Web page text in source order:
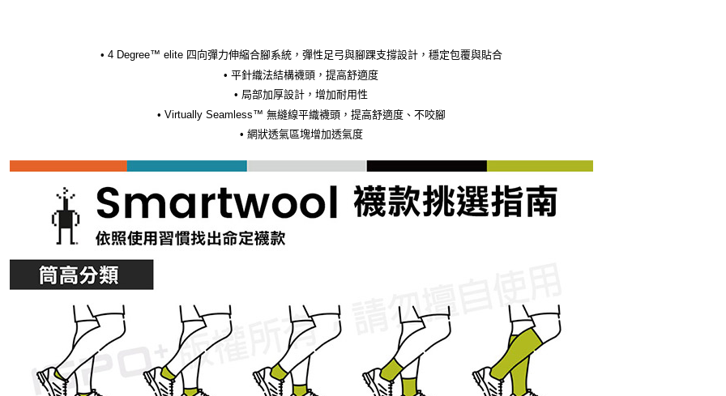
• 4 Degree™ elite 四向彈力伸縮合腳系統，彈性足弓與腳踝支撐設計，穩定包覆與貼合
• 平針織法結構襪頭，提高舒適度
• 局部加厚設計，增加耐用性
• Virtually Seamless™ 無縫線平織襪頭，提高舒適度、不咬腳
• 網狀透氣區塊增加透氣度